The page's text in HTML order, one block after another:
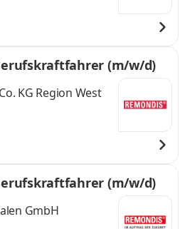
(m/w/d)
KG Region West
(m/w/d)
GmbH